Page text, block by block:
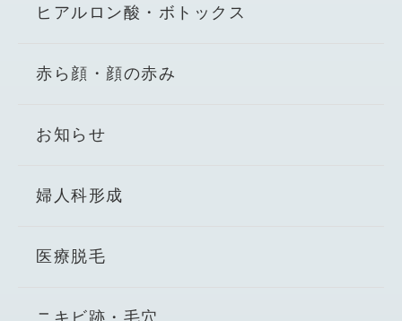
ヒアルロン酸・ボトックス
赤ら顔・顔の赤み
お知らせ
婦人科形成
医療脱毛
ニキビ跡・毛穴